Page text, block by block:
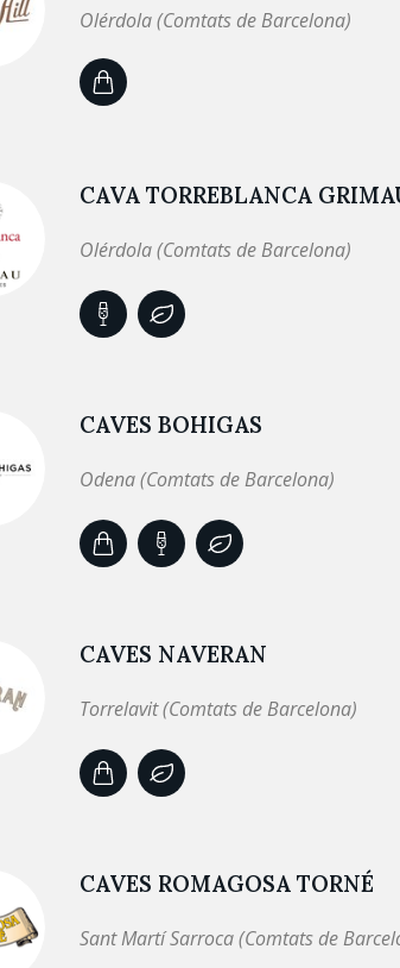
Olérdola (Comtats de Barcelona)
CAVA TORREBLANCA
Olérdola (Comtats de Barcelona)
CAVES BOHIGAS
Odena (Comtats de Barcelona)
CAVES NAVERAN
Torrelavit (Comtats de Barcelona)
CAVES ROMAGOSA TORNÉ
Sant Martí Sarroca (Comtats de